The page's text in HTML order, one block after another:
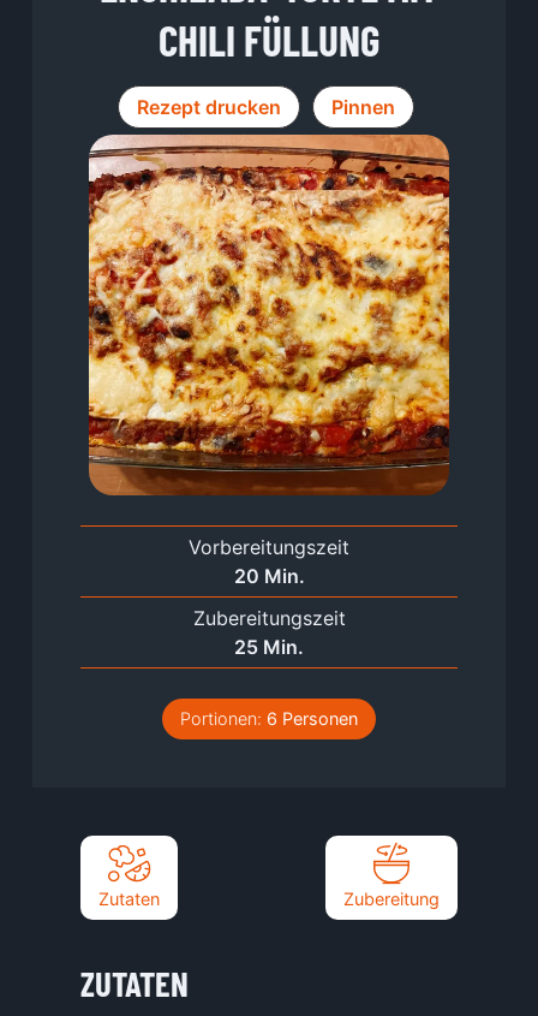
CHILI FÜLLUNG
Rezept drucken Pinnen
Vorbereitungszeit
20Minuten
Min.
Zubereitungszeit
25Minuten
Min.
Portionen: 6 Personen
Zutaten Zubereitung
ZUTATEN